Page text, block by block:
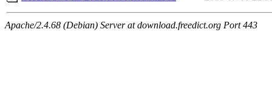
Apache/2.4.68 (Debian) Server at download.freedict.org Port 443